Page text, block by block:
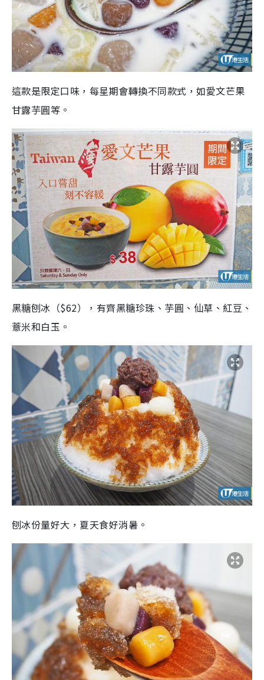
這款是限定口味，每星期會轉換不同款式，如愛文芒果
甘露芋圓等。
黑糖刨冰（$62），有齊黑糖珍珠、芋圓、仙草、紅豆、
薏米和白玉。
刨冰份量好大，夏天食好消暑。